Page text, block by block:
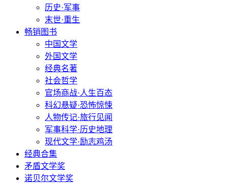
历史·军事
末世·重生
畅销图书
中国文学
外国文学
经典名著
社会哲学
官场商战·人生百态
科幻悬疑·恐怖惊悚
人物传记·旅行见闻
军事科学·历史地理
现代文学·励志鸡汤
经典合集
矛盾文学奖
诺贝尔文学奖